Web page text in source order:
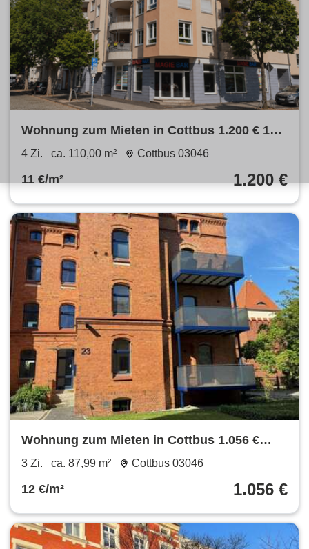
Wohnung zum Mieten in Cottbus 1.200 € 110
m²
4 Zi. ca. 110,00 m² Cottbus 03046
11 €/m² 1.200 €
Wohnung zum Mieten in Cottbus 1.056 €
87.99 m²
3 Zi. ca. 87,99 m² Cottbus 03046
12 €/m² 1.056 €